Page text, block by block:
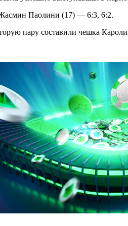
Жасмин Паолини (17) — 6:3, 6:2.
пару составили чешка